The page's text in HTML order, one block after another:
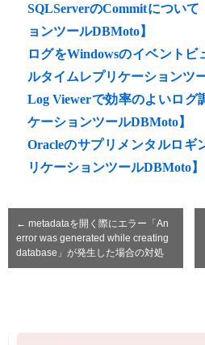
SQLServerのCommitについ
ョンツールDBMoto】
ログをWindowsのイベント
ルタイムレプリケーションツ
Log Viewerで効率のよいログ
ケーションツールDBMoto】
Oracleのサプリメンタルロギ
リケーションツールDBMoto】
← metadataを開く際にエラー「An
error was generated while creating
database」が発生した場合の対処